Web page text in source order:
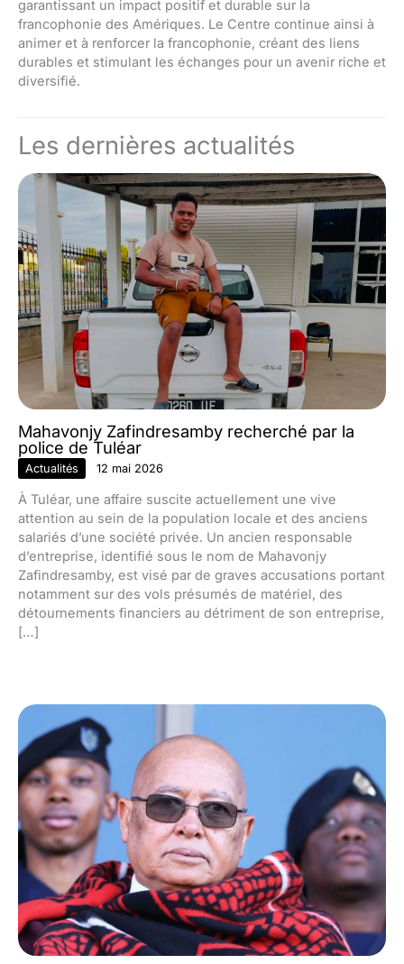
garantissant un impact positif et durable sur la
francophonie des Amériques. Le Centre continue ainsi à
animer et à renforcer la francophonie, créant des liens
durables et stimulant les échanges pour un avenir riche et
diversifié.
Les dernières actualités
Mahavonjy Zafindresamby recherché par la
police de Tuléar
Actualités 12 mai 2026
À Tuléar, une affaire suscite actuellement une vive
attention au sein de la population locale et des anciens
salariés d’une société privée. Un ancien responsable
d’entreprise, identifié sous le nom de Mahavonjy
Zafindresamby, est visé par de graves accusations portant
notamment sur des vols présumés de matériel, des
détournements financiers au détriment de son entreprise,
[…]